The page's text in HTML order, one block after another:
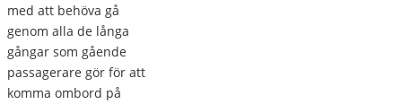
med att behöva gå
genom alla de långa
gångar som gående
passagerare gör för att
komma ombord på